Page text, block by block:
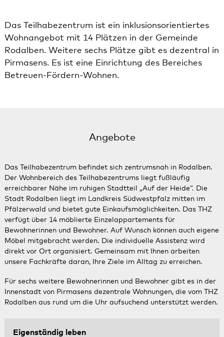
Das Teilhabezentrum ist ein inklusionsorientiertes
Wohnangebot mit 14 Plätzen in der Gemeinde
Rodalben. Weitere sechs Plätze gibt es dezentral in
Pirmasens. Es ist eine Einrichtung des Bereiches
Betreuen-Fördern-Wohnen.
Angebote
Das Teilhabezentrum befindet sich zentrumsnah in Rodalben.
Der Wohnbereich des Teilhabezentrums liegt fußläufig
erreichbarer Nähe im ruhigen Stadtteil „Auf der Heide“. Die
Stadt Rodalben liegt im Landkreis Südwestpfalz mitten im
Pfälzerwald und bietet gute Einkaufsmöglichkeiten. Das THZ
verfügt über 14 möblierte Einzelappartements für
Bewohnerinnen und Bewohner. Auf Wunsch können auch eigene
Möbel mitgebracht werden. Die individuelle Assistenz wird
direkt vor Ort organisiert. Gemeinsam mit Ihnen arbeiten
unsere Fachkräfte daran, Ihre Ziele im Alltag zu erreichen.
Für sechs weitere Bewohnerinnen und Bewohner gibt es in der
Innenstadt von Pirmasens dezentrale Wohnungen, die vom THZ
Rodalben aus rund um die Uhr aufsuchend unterstützt werden.
Eigenständig leben